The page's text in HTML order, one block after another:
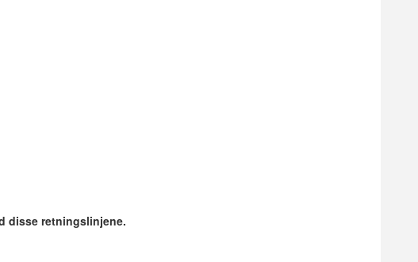
disse retningslinjene.